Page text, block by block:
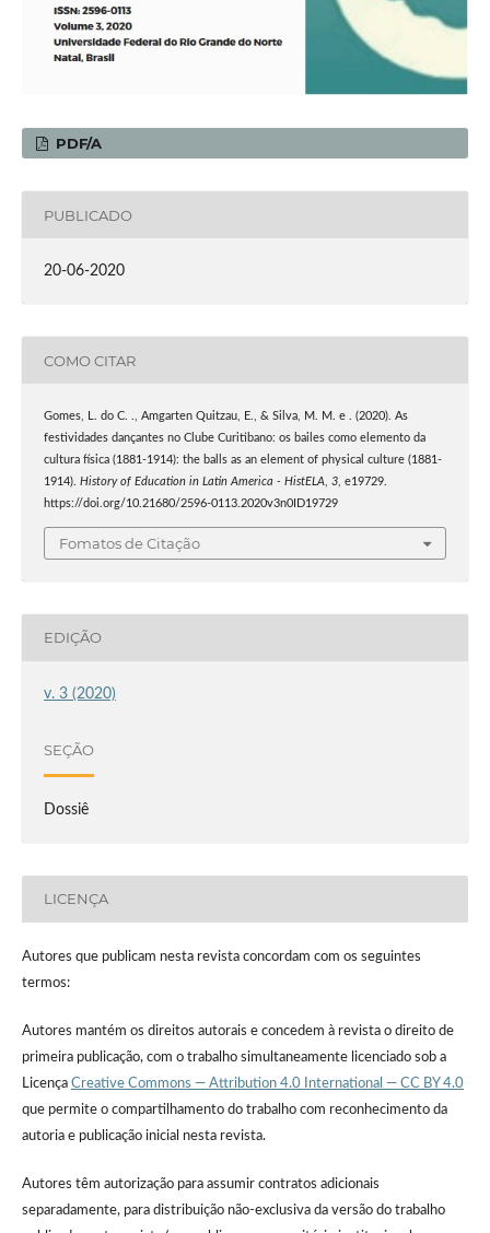
PDF/A
PUBLICADO
20-06-2020
COMO CITAR
Gomes, L. do C. ., Amgarten Quitzau, E., & Silva, M. M. e . (2020). As
festividades dançantes no Clube Curitibano: os bailes como elemento da
cultura física (1881-1914): the balls as an element of physical culture (1881-
1914). History of Education in Latin America - HistELA, 3, e19729.
https://doi.org/10.21680/2596-0113.2020v3n0ID19729
Fomatos de Citação
EDIÇÃO
v. 3 (2020)
SEÇÃO
Dossiê
LICENÇA
Autores que publicam nesta revista concordam com os seguintes
termos:
Autores mantém os direitos autorais e concedem à revista o direito de
primeira publicação, com o trabalho simultaneamente licenciado sob a
Licença Creative Commons — Attribution 4.0 International — CC BY 4.0
que permite o compartilhamento do trabalho com reconhecimento da
autoria e publicação inicial nesta revista.
Autores têm autorização para assumir contratos adicionais
separadamente, para distribuição não-exclusiva da versão do trabalho